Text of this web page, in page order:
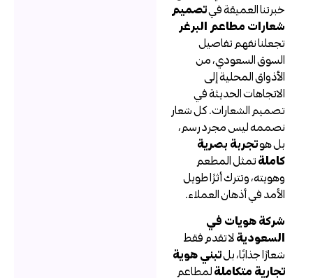
خبرتنا العميقة فيتصميم
شعارات مطاعم البرغر
تجعلنا نفهم تفاصيل
السوق السعودي، من
الأذواق المحلية إلى
الاتجاهات الحديثة في
تصميم الشعارات. كل شعار
نصممه ليس مجرد رسم،
تجربة بصرية
تمثل المطعم
وهويته، وتترك أثرًا طويل
الأمد في أذهان العملاء.
شركة هويات في
السعوديةلا تقدم فقط
شعارًا جذابًا، بلتبني هوية
تجارية متكاملةلمطاعم